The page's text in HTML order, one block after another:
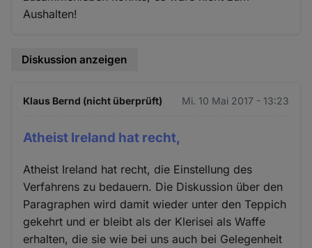
Aushalten!
Diskussion anzeigen
Klaus Bernd (nicht überprüft) Mi. 10 Mai 2017 - 13:23
Atheist Ireland hat recht,
Atheist Ireland hat recht, die Einstellung des
Verfahrens zu bedauern. Die Diskussion über den
Paragraphen wird damit wieder unter den Teppich
gekehrt und er bleibt als der Klerisei als Waffe
erhalten, die sie wie bei uns auch bei Gelegenheit
und
Cookies